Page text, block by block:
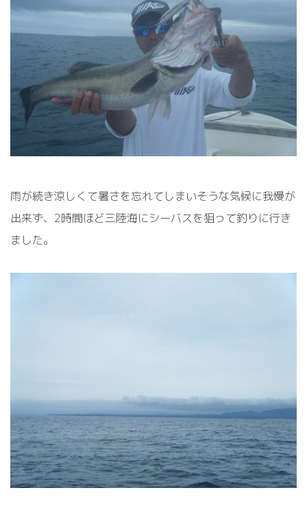
雨が続き涼しくて暑さを忘れてしまいそうな気候に我慢が
出来ず、2時間ほど三陸海にシーバスを狙って釣りに行き
ました。